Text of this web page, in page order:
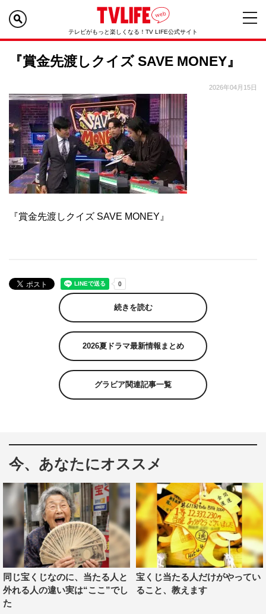
テレビがもっと楽しくなる！TV LIFE公式サイト
『賞金先渡しクイズ SAVE MONEY』
2026年04月15日
『賞金先渡しクイズ SAVE MONEY』
続きを読む
2026夏ドラマ最新情報まとめ
グラビア関連記事一覧
今、あなたにオススメ
同じ宝くじなのに、当たる人と
外れる人の違い実は“ここ”でし
た
宝くじ当たる人だけがやってい
ること、教えます